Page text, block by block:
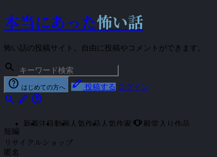
本当にあった怖い話
怖い話の投稿サイト。自由に投稿やコメントができます。
search
help はじめての方へ stylus 投稿する ログイン
search stylus account_circle
新着 注目 動画 人気作品 人気作家 emoji_events 殿堂入り作品
短編
リサイクルショップ
匿名